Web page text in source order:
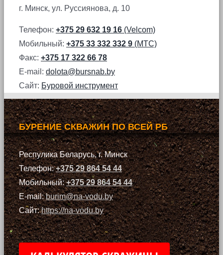
г. Минск, ул. Руссиянова, д. 10
Телефон: +375 29 632 19 16 (Velcom)
Мобильный: +375 33 332 332 9 (МТС)
Факс: +375 17 322 66 78
E-mail: dolota@bursnab.by
Сайт: Буровой инструмент
БУРЕНИЕ СКВАЖИН ПО ВСЕЙ РБ
Респулика Беларусь, г. Минск
Телефон:+375 29 864 54 44
Мобильный:+375 29 864 54 44
E-mail:burim@na-vodu.by
Сайт:https://na-vodu.by